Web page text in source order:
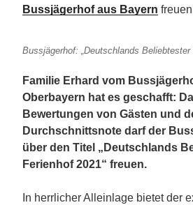
Bussjägerhof aus Bayern
Bussjägerhof: „Deutschlands Beliebtester
Familie Erhard vom
Oberbayern hat es geschafft:
Bewertungen von Gästen und
Durchschnittsnote darf der
über den Titel „Deutschlands
Ferienhof 2021“ freuen.
In herrlicher Alleinlage bietet der